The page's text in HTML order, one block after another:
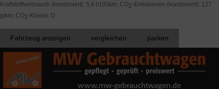
Kraftstoffverbrauch (kombiniert): 5,6 l/100km; CO2-Emissionen (kombiniert): 127
g/km; CO2-Klasse: D
Fahrzeug anzeigen vergleichen parken